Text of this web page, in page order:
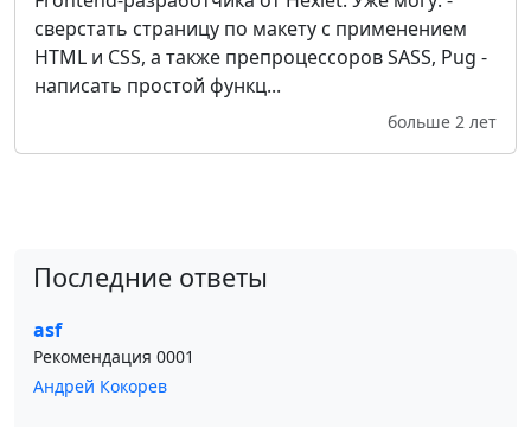
сверстать страницу по макету с применением
HTML и CSS, а также препроцессоров SASS, Pug -
написать простой функц...
больше 2 лет
Последние ответы
asf
Рекомендация 0001
Андрей Кокорев